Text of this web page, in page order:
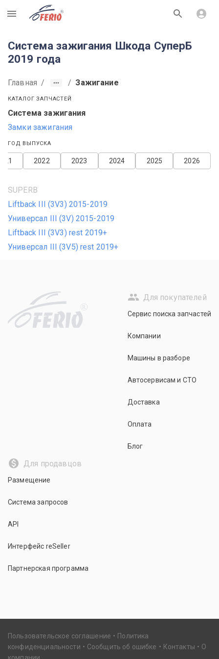
R
Система зажигания Шкода СуперБ
2019 года
Главная / / Зажигание
КАТАЛОГ ЗАПЧАСТЕЙ
Система зажигания
Замки зажигания
ГОД ВЫПУСКА
2026
2025
2024
2023
2022
SUPERB
Liftback III (3V3) 2015-2019
Универсал III (3V) 2015-2019
Liftback III (3V3) rest 2019+
Универсал III (3V5) rest 2019+
R
Для покупателей
Сервис поиска запчастей
Компании
Машины в разборе
Автосервисам и СТО
Доставка
Оплата
Блог
Для продавцов
Размещение
Система запросов
API
Интерфейс reSeller
Партнерская программа
Пользовательское соглашение
Политика
конфиденциальности
Сообщить об ошибке Контакты
О